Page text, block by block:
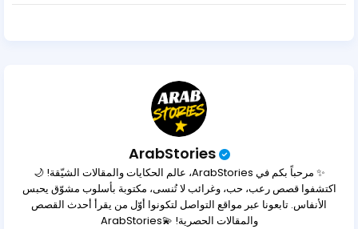
ArabStories
✨ مرحباً بكم في ArabStories، عالم الحكايات والمقالات الشيّقة! 🌙
اكتشفوا قصص رعب، حب، وغرائب لا تُنسى، مكتوبة بأسلوب مشوّق يحبس
الأنفاس. تابعونا عبر مواقع التواصل لتكونوا أوّل من يقرأ أحدث القصص
والمقالات الحصرية! 💫ArabStories